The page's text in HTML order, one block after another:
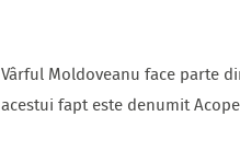
Vârful Moldoveanu face parte
acestui fapt este denumit